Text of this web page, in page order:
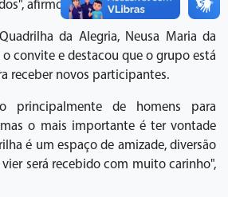
afirmou.
da Alegria, Neusa Maria da
o convite e destacou que o grupo está
receber novos participantes.
principalmente de homens para
o mais importante é ter vontade
é um espaço de amizade, diversão
será recebido com muito carinho",